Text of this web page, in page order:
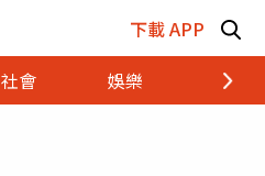
下載 APP
社會 娛樂 財經